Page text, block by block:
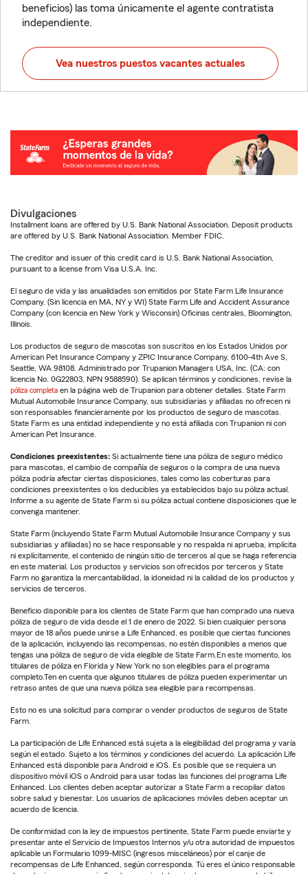
beneficios) las toma únicamente el agente contratista
independiente.
Vea nuestros puestos vacantes actuales
Divulgaciones
Installment loans are offered by U.S. Bank National Association. Deposit products
are offered by U.S. Bank National Association. Member FDIC.
The creditor and issuer of this credit card is U.S. Bank National Association,
pursuant to a license from Visa U.S.A. Inc.
El seguro de vida y las anualidades son emitidos por State Farm Life Insurance
Company. (Sin licencia en MA, NY y WI) State Farm Life and Accident Assurance
Company (con licencia en New York y Wisconsin) Oficinas centrales, Bloomington,
Illinois.
Los productos de seguro de mascotas son suscritos en los Estados Unidos por
American Pet Insurance Company y ZPIC Insurance Company, 6100-4th Ave S,
Seattle, WA 98108. Administrado por Trupanion Managers USA, Inc. (CA: con
licencia No. 0G22803, NPN 9588590). Se aplican términos y condiciones, revise la
póliza completa en la página web de Trupanion para obtener detalles. State Farm
Mutual Automobile Insurance Company, sus subsidiarias y afiliadas no ofrecen ni
son responsables financieramente por los productos de seguro de mascotas.
State Farm es una entidad independiente y no está afiliada con Trupanion ni con
American Pet Insurance.
Condiciones preexistentes: Si actualmente tiene una póliza de seguro médico
para mascotas, el cambio de compañía de seguros o la compra de una nueva
póliza podría afectar ciertas disposiciones, tales como las coberturas para
condiciones preexistentes o los deducibles ya establecidos bajo su póliza actual.
Informe a su agente de State Farm si su póliza actual contiene disposiciones que le
convenga mantener.
State Farm (incluyendo State Farm Mutual Automobile Insurance Company y sus
subsidiarias y afiliadas) no se hace responsable y no respalda ni aprueba, implícita
ni explícitamente, el contenido de ningún sitio de terceros al que se haga referencia
en este material. Los productos y servicios son ofrecidos por terceros y State
Farm no garantiza la mercantabilidad, la idoneidad ni la calidad de los productos y
servicios de terceros.
Beneficio disponible para los clientes de State Farm que han comprado una nueva
póliza de seguro de vida desde el 1 de enero de 2022. Si bien cualquier persona
mayor de 18 años puede unirse a Life Enhanced, es posible que ciertas funciones
de la aplicación, incluyendo las recompensas, no estén disponibles a menos que
tengas una póliza de seguro de vida elegible de State Farm.En este momento, los
titulares de póliza en Florida y New York no son elegibles para el programa
completo.Ten en cuenta que algunos titulares de póliza pueden experimentar un
retraso antes de que una nueva póliza sea elegible para recompensas.
Esto no es una solicitud para comprar o vender productos de seguros de State
Farm.
La participación de Life Enhanced está sujeta a la elegibilidad del programa y varía
según el estado. Sujeto a los términos y condiciones del acuerdo. La aplicación Life
Enhanced está disponible para Android e iOS. Es posible que se requiera un
dispositivo móvil iOS o Android para usar todas las funciones del programa Life
Enhanced. Los clientes deben aceptar autorizar a State Farm a recopilar datos
sobre salud y bienestar. Los usuarios de aplicaciones móviles deben aceptar un
acuerdo de licencia.
De conformidad con la ley de impuestos pertinente, State Farm puede enviarte y
presentar ante el Servicio de Impuestos Internos y/u otra autoridad de impuestos
aplicable un Formulario 1099-MISC (ingresos misceláneos) por el canje de
recompensas de Life Enhanced, según corresponda. Tú eres el único responsable